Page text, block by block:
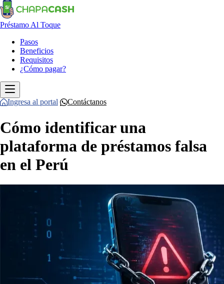
Préstamo Al Toque
Pasos
Beneficios
Requisitos
¿Cómo pagar?
Ingresa al portal Contáctanos
Cómo identificar una
plataforma de préstamos falsa
en el Perú